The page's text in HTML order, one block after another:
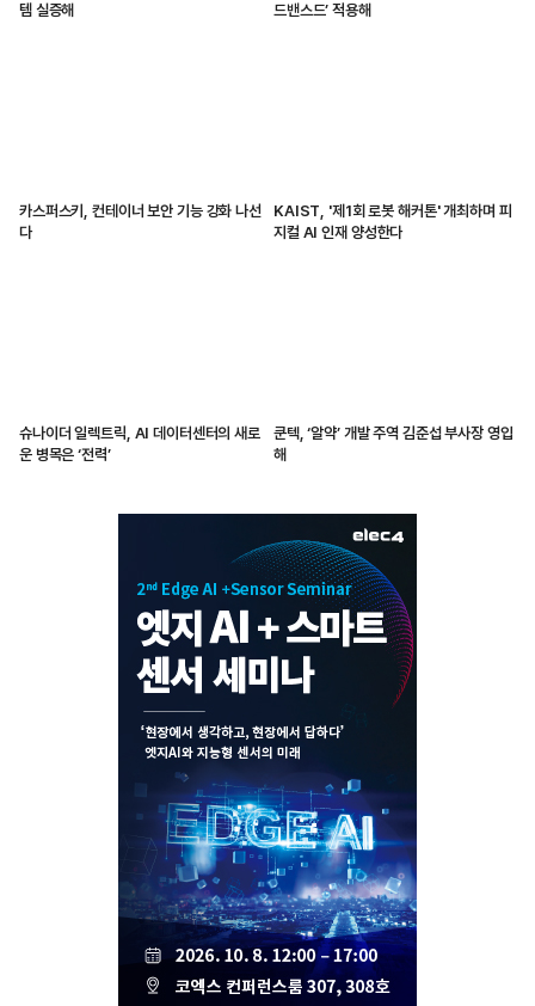
템 실증해
드밴스드’ 적용해
카스퍼스키, 컨테이너 보안 기능 강화 나선
다
KAIST, '제1회 로봇 해커톤' 개최하며 피
지컬 AI 인재 양성한다
슈나이더 일렉트릭, AI 데이터센터의 새로
운 병목은 ‘전력’
쿤텍, ‘알약’ 개발 주역 김준섭 부사장 영입
해